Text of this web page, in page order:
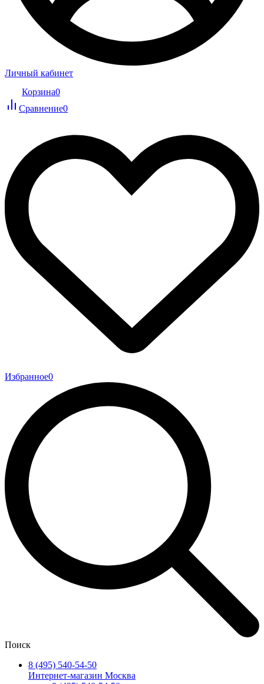
Личный кабинет
Корзина0
Сравнение0
Избранное0
Поиск
8 (495) 540-54-50
Интернет-магазин Москва